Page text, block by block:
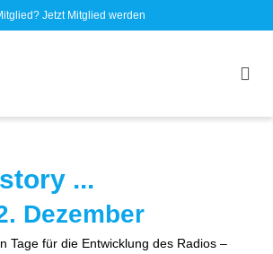
Jetzt Mitglied werden
...
Dezember
Tage für die Entwicklung des Radios –